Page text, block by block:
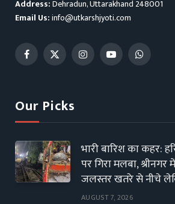
Address:Dehradun, Uttarakhand 248001
Email Us:info@utkarshjyoti.com
Facebook
X
InstagramYouTubeWhatsApp
Our Picks
भारी बारिश का कहर:
पर गिरा मलबा,
जलस्तर खतरे से नीचे
AUGUST 7, 2026